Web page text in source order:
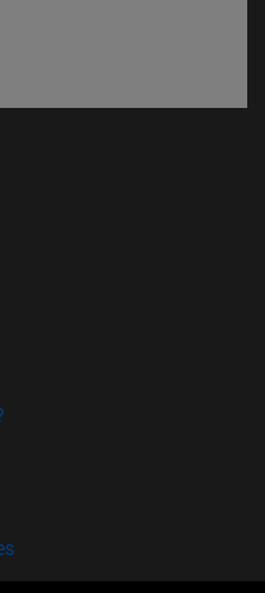
en nueva ventana)
en nueva ventana)